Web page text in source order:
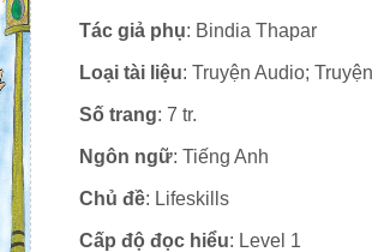
Tác giả phụ: Bindia Thapar
Loại tài liệu: Truyện Audio;
Số trang: 7 tr.
Ngôn ngữ: Tiếng Anh
Chủ đề: Lifeskills
Cấp độ đọc hiểu: Level 1